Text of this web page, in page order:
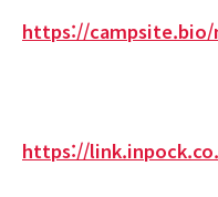
https://campsite.bio/
https://